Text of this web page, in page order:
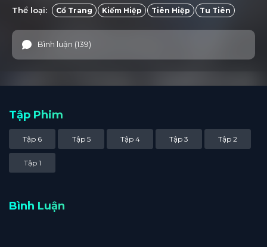
Thể loại: Cổ Trang Kiếm Hiệp Tiên Hiệp Tu Tiên
Bình luận (139)
Tập Phim
Tập 6 Tập 5 Tập 4 Tập 3 Tập 2
Tập 1
Bình Luận